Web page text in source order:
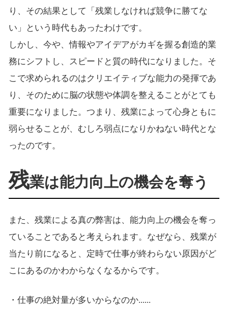
り、その結果として「残業しなければ競争に勝てな
い」という時代もあったわけです。
しかし、今や、情報やアイデアがカギを握る創造的業
務にシフトし、スピードと質の時代になりました。そ
こで求められるのはクリエイティブな能力の発揮であ
り、そのために脳の状態や体調を整えることがとても
重要になりました。つまり、残業によって心身ともに
弱らせることが、むしろ弱点になりかねない時代とな
ったのです。
残業は能力向上の機会を奪う
また、残業による真の弊害は、能力向上の機会を奪っ
ていることであると考えられます。なぜなら、残業が
当たり前になると、定時で仕事が終わらない原因がど
こにあるのかわからなくなるからです。
・仕事の絶対量が多いからなのか......